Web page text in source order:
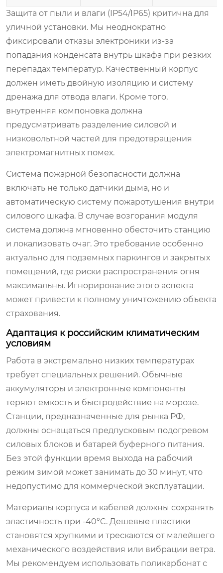
Защита от пыли и влаги (IP54/IP65) критична для
уличной установки. Мы неоднократно
фиксировали отказы электроники из-за
попадания конденсата внутрь шкафа при резких
перепадах температур. Качественный корпус
должен иметь двойную изоляцию и систему
дренажа для отвода влаги. Кроме того,
внутренняя компоновка должна
предусматривать разделение силовой и
низковольтной частей для предотвращения
электромагнитных помех.
Система пожарной безопасности должна
включать не только датчики дыма, но и
автоматическую систему пожаротушения внутри
силового шкафа. В случае возгорания модуля
система должна мгновенно обесточить станцию
и локализовать очаг. Это требование особенно
актуально для подземных паркингов и закрытых
помещений, где риски распространения огня
максимальны. Игнорирование этого аспекта
может привести к полному уничтожению объекта
страхования.
Адаптация к российским климатическим
условиям
Работа в экстремально низких температурах
требует специальных решений. Обычные
аккумуляторы и электронные компоненты
теряют емкость и быстродействие на морозе.
Станции, предназначенные для рынка РФ,
должны оснащаться предпусковым подогревом
силовых блоков и батарей буферного питания.
Без этой функции время выхода на рабочий
режим зимой может занимать до 30 минут, что
недопустимо для коммерческой эксплуатации.
Материалы корпуса и кабелей должны сохранять
эластичность при -40°C. Дешевые пластики
становятся хрупкими и трескаются от малейшего
механического воздействия или вибрации ветра.
Мы рекомендуем использовать поликарбонат с